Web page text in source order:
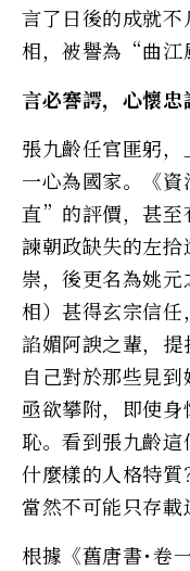
言了日後的成就
相，被譽為“曲江
言必謇諤，心懷忠
張九齡任官匪躬，
一心為國家。《
直”的評價，甚至
諫朝政缺失的左
崇，後更名為姚
相）甚得玄宗信
諂媚阿諛之輩，
自己對於那些見
亟欲攀附，即使
恥。看到張九齡
什麼樣的人格特
當然不可能只存載
根據《舊唐書･卷